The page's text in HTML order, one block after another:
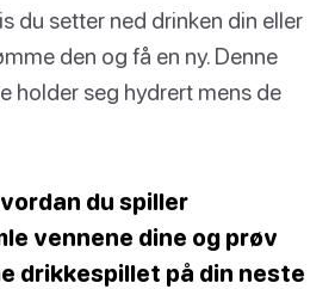
du setter ned drinken din eller
den og få en ny. Denne
holder seg hydrert mens de
du spiller
vennene dine og prøv
drikkespillet på din neste